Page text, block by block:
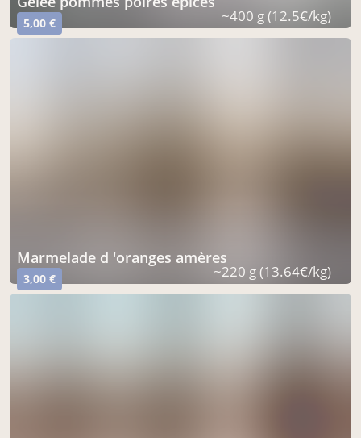
5,00 € ~400 g (12.5€/kg)
marmelade d 'oranges amères
3,00 € ~220 g (13.64€/kg)